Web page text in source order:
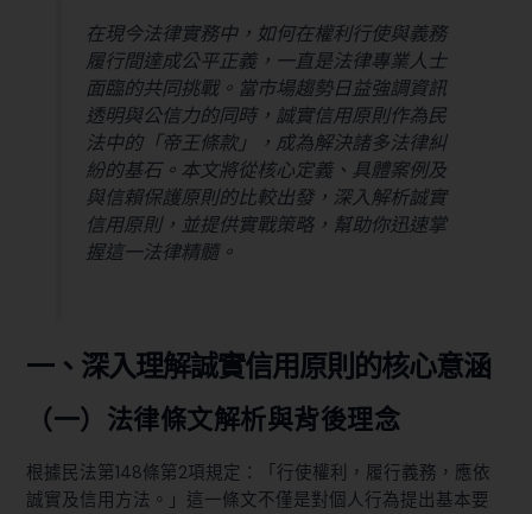
在現今法律實務中，如何在權利行使與義務
履行間達成公平正義，一直是法律專業人士
面臨的共同挑戰。當市場趨勢日益強調資訊
透明與公信力的同時，誠實信用原則作為民
法中的「帝王條款」，成為解決諸多法律糾
紛的基石。本文將從核心定義、具體案例及
與信賴保護原則的比較出發，深入解析誠實
信用原則，並提供實戰策略，幫助你迅速掌
握這一法律精髓。
一、深入理解誠實信用原則的核心意涵
（一）法律條文解析與背後理念
根據民法第148條第2項規定：「行使權利，履行義務，應依
誠實及信用方法。」這一條文不僅是對個人行為提出基本要